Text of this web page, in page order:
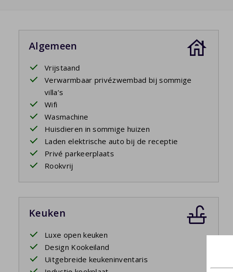
Algemeen
Vrijstaand
Verwarmbaar privézwembad bij sommige
villa’s
Wifi
Wasmachine
Huisdieren in sommige huizen
Laden elektrische auto bij de receptie
Privé parkeerplaats
Rookvrij
Keuken
Luxe open keuken
Design Kookeiland
Uitgebreide keukeninventaris